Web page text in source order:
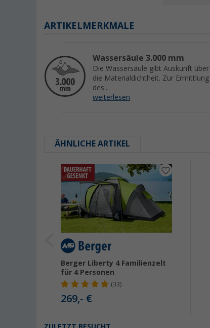
ARTIKELMERKMALE
Wassersäule 3.000 mm
Die Wassersäule gibt Auskunft über
die Materialdichtheit. Zur Ermittlung
des...
weiterlesen
ÄHNLICHE ARTIKEL
Berger Liberty 4 Familienzelt
für 4 Personen
(33)
269,- €